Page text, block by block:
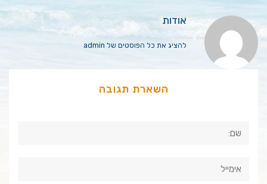
אודות
להציג את כל הפוסטים של admin
השארת תגובה